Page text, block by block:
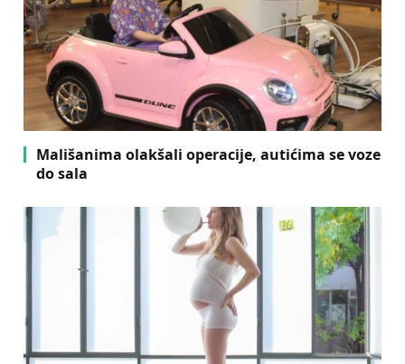
Mališanima olakšali operacije, autićima se voze
do sala